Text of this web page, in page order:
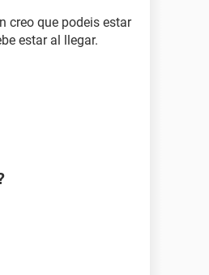
creo que podeis estar
estar al llegar.